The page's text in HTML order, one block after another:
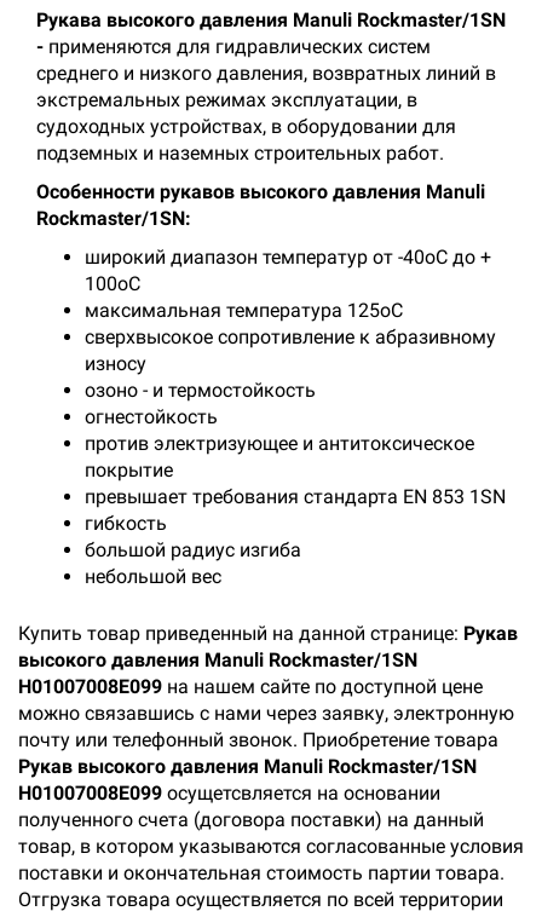
Рукава высокого давления Manuli Rockmaster/1SN
- применяются для гидравлических систем
среднего и низкого давления, возвратных линий в
экстремальных режимах эксплуатации, в
судоходных устройствах, в оборудовании для
подземных и наземных строительных работ.
Особенности рукавов высокого давления Manuli
Rockmaster/1SN:
широкий диапазон температур от -40оС до +
100оС
максимальная температура 125оС
сверхвысокое сопротивление к абразивному
износу
озоно - и термостойкость
огнестойкость
против электризующее и антитоксическое
покрытие
превышает требования стандарта EN 853 1SN
гибкость
большой радиус изгиба
небольшой вес
Купить товар приведенный на данной странице: Рукав
высокого давления Manuli Rockmaster/1SN
H01007008E099 на нашем сайте по доступной цене
можно связавшись с нами через заявку, электронную
почту или телефонный звонок. Приобретение товара
Рукав высокого давления Manuli Rockmaster/1SN
H01007008E099 осущетсвляется на основании
полученного счета (договора поставки) на данный
товар, в котором указываются согласованные условия
поставки и окончательная стоимость партии товара.
Отгрузка товара осуществляется по всей территории